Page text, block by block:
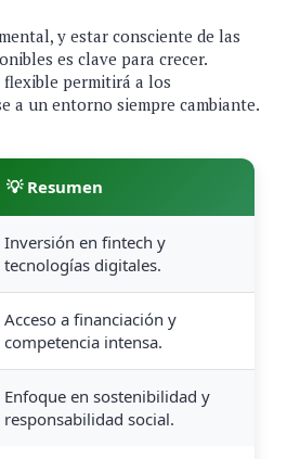
y estar consciente de las
es clave para crecer.
permitirá a los
a un entorno siempre cambiante.
💡 Resumen
Inversión en fintech y
tecnologías digitales.
Acceso a financiación y
competencia intensa.
Enfoque en sostenibilidad y
responsabilidad social.